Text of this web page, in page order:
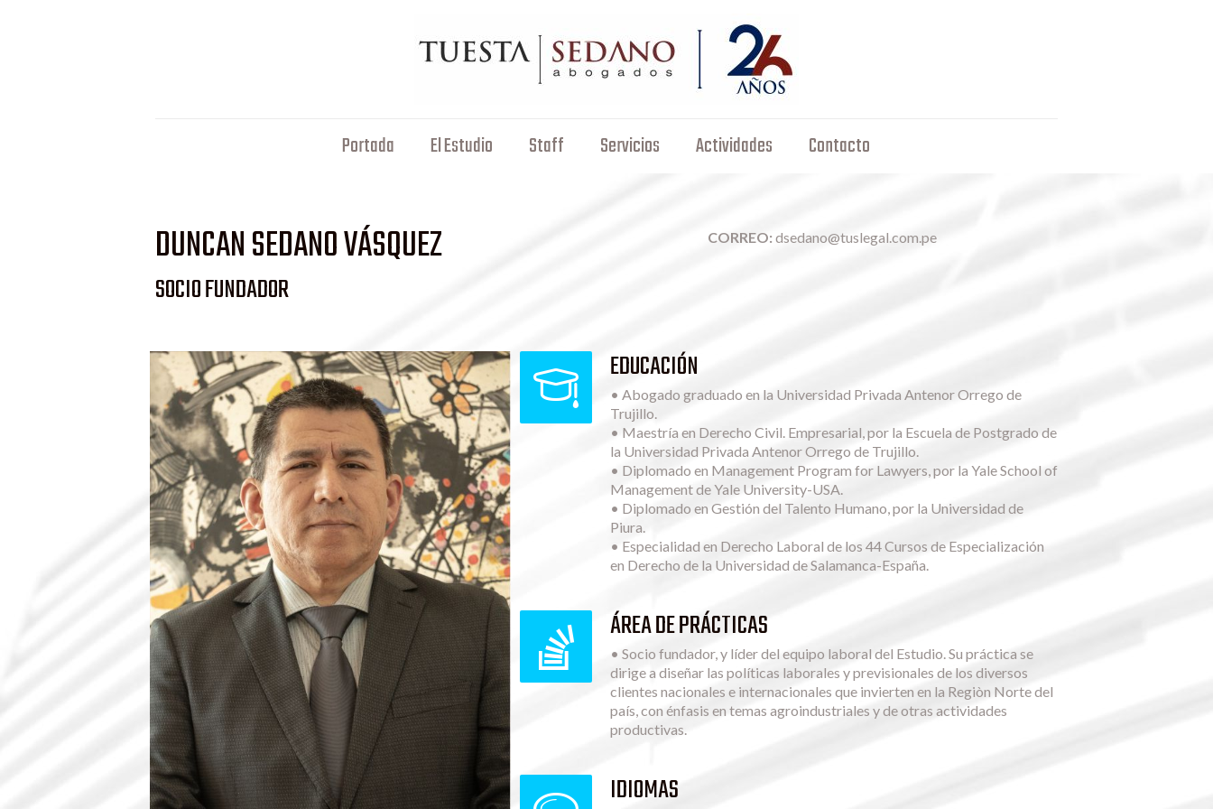
Portada El Estudio Staff Servicios Actividades Contacto
DUNCAN SEDANO VÁSQUEZ
SOCIO FUNDADOR
CORREO:dsedano@tuslegal.com.pe
EDUCACIÓN
• Abogado graduado en la Universidad Privada Antenor Orrego de
Trujillo.
• Maestría en Derecho Civil. Empresarial, por la Escuela de Postgrado de
la Universidad Privada Antenor Orrego de Trujillo.
• Diplomado en Management Program for Lawyers, por la Yale School of
Management de Yale University-USA.
• Diplomado en Gestión del Talento Humano, por la Universidad de
Piura.
• Especialidad en Derecho Laboral de los 44 Cursos de Especialización
en Derecho de la Universidad de Salamanca-España.
ÁREA DE PRÁCTICAS
• Socio fundador, y líder del equipo laboral del Estudio. Su práctica se
dirige a diseñar las políticas laborales y previsionales de los diversos
clientes nacionales e internacionales que invierten en la Regiòn Norte del
país, con énfasis en temas agroindustriales y de otras actividades
productivas.
IDIOMAS